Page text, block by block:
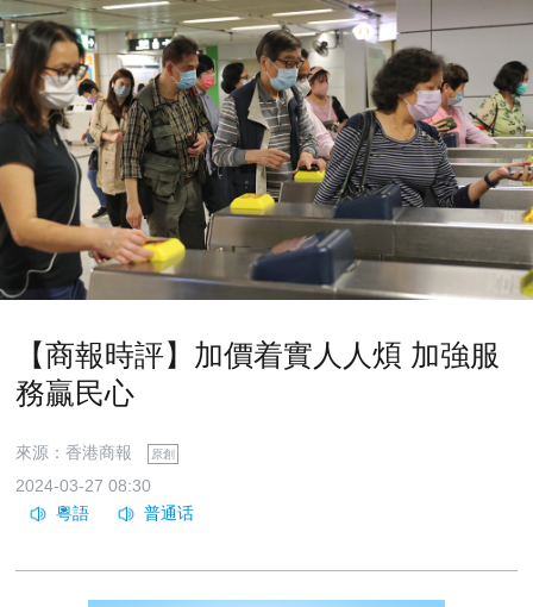
【商報時評】加價着實人人煩 加強服
務贏民心
來源：香港商報 原創
2024-03-27 08:30